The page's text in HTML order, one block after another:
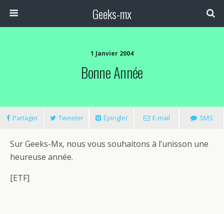
Geeks-mx
1 Janvier 2004
Bonne Année
Partager Tweeter Épingler E-mail SMS
Sur Geeks-Mx, nous vous souhaitons à l’unisson une
heureuse année.
[ETF]